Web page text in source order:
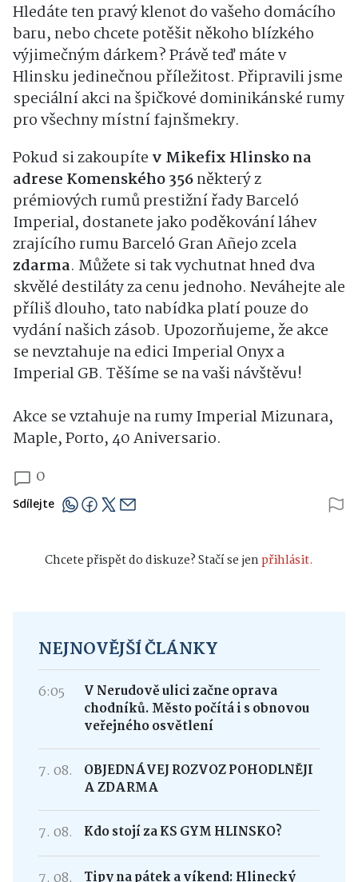
Hledáte ten pravý klenot do vašeho domácího
baru, nebo chcete potěšit někoho blízkého
výjimečným dárkem? Právě teď máte v
Hlinsku jedinečnou příležitost. Připravili jsme
speciální akci na špičkové dominikánské rumy
pro všechny místní fajnšmekry.
Pokud si zakoupíte v Mikefix Hlinsko na
adrese Komenského 356některý z
prémiových rumů prestižní řady Barceló
Imperial, dostanete jako poděkování láhev
zrajícího rumu Barceló Gran Añejo zcela
zdarma. Můžete si tak vychutnat hned dva
skvělé destiláty za cenu jednoho. Neváhejte ale
příliš dlouho, tato nabídka platí pouze do
vydání našich zásob. Upozorňujeme, že akce
se nevztahuje na edici Imperial Onyx a
Imperial GB. Těšíme se na vaši návštěvu!
Akce se vztahuje na rumy Imperial Mizunara,
Maple, Porto, 40 Aniversario.
0
Sdílejte
Chcete přispět do diskuze? Stačí se jenpřihlásit.
NEJNOVĚJŠÍ ČLÁNKY
6:05
V Nerudově ulici začne oprava
chodníků. Město počítá i s obnovou
veřejného osvětlení
7. 08.
OBJEDNÁVEJ ROZVOZ POHODLNĚJI
A ZDARMA
7. 08. Kdo stojí za KS GYM HLINSKO?
Tipy na pátek a víkend: Hlinecký